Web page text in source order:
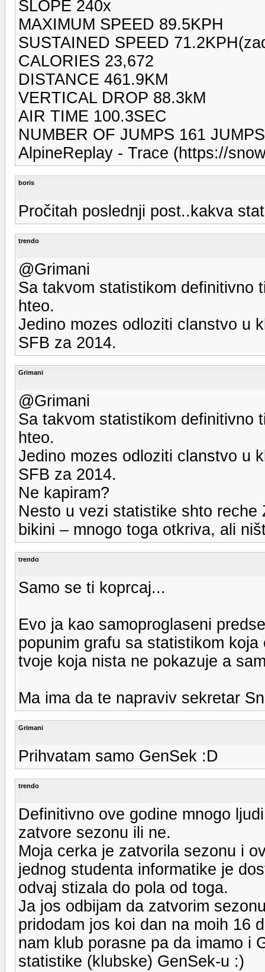
SLOPE 240x
MAXIMUM SPEED 89.5KPH
SUSTAINED SPEED
CALORIES 23,672
DISTANCE 461.9KM
VERTICAL DROP 88.3kM
AIR TIME 100.3SEC
NUMBER OF JUMPS 161 JUMPS
AlpineReplay - Trace (https://
boris
Pročitah poslednji post..kakva
trendo
@Grimani
Sa takvom statistikom definitivno
hteo.
Jedino mozes odloziti clanstvo u
SFB za 2014.
Grimani
@Grimani
Sa takvom statistikom definitivno
hteo.
Jedino mozes odloziti clanstvo u
SFB za 2014.
Ne kapiram?
Nesto u vezi statistike shto reche
bikini – mnogo toga otkriva, ali
trendo
Samo se ti koprcaj...
Evo ja kao samoproglaseni
popunim grafu sa statistikom
tvoje koja nista ne pokazuje a
Ma ima da te napraviv sekretar
Grimani
Prihvatam samo GenSek :D
trendo
Definitivno ove godine mnogo
zatvore sezonu ili ne.
Moja cerka je zatvorila sezonu i
jednog studenta informatike je
odvaj stizala do pola od toga.
Ja jos odbijam da zatvorim
pridodam jos koi dan na moih 16
nam klub porasne pa da imamo i
statistike (klubske) GenSek-u :)